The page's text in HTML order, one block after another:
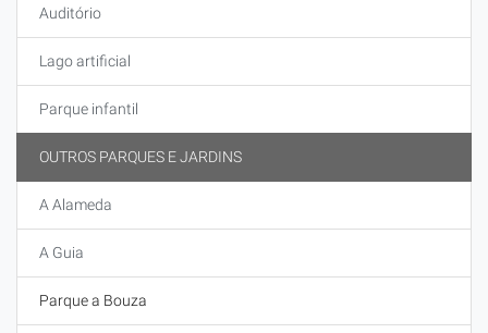
Auditório
Lago artificial
Parque infantil
OUTROS PARQUES E JARDINS
A Alameda
A Guia
Parque a Bouza